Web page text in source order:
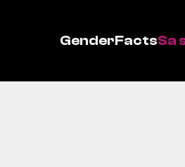
GenderFactsSa